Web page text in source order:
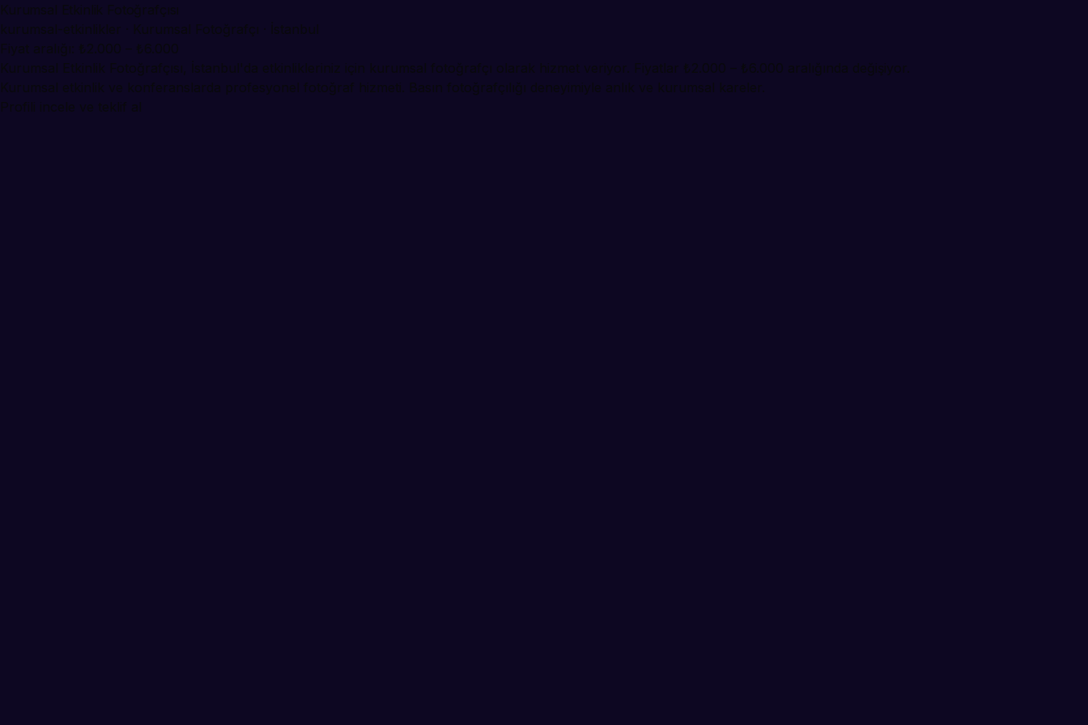
Kurumsal Etkinlik Fotoğrafçısı
kurumsal-etkinlikler · Kurumsal Fotoğrafçı · İstanbul
Fiyat aralığı: ₺2.000 – ₺6.000
Kurumsal Etkinlik Fotoğrafçısı, İstanbul'da etkinlikleriniz için kurumsal fotoğrafçı olarak hizmet veriyor. Fiyatlar ₺2.000 – ₺6.000 aralığında değişiyor.
Kurumsal etkinlik ve konferanslarda profesyonel fotoğraf hizmeti. Basın fotoğrafçılığı deneyimiyle anlık ve kurumsal kareler.
Profili incele ve teklif al